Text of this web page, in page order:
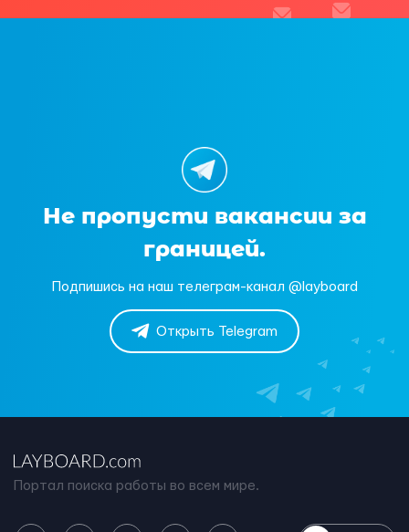
Не пропусти вакансии за
границей.
Подпишись на наш телеграм-канал @layboard
Открыть Telegram
Портал поиска работы во всем мире.